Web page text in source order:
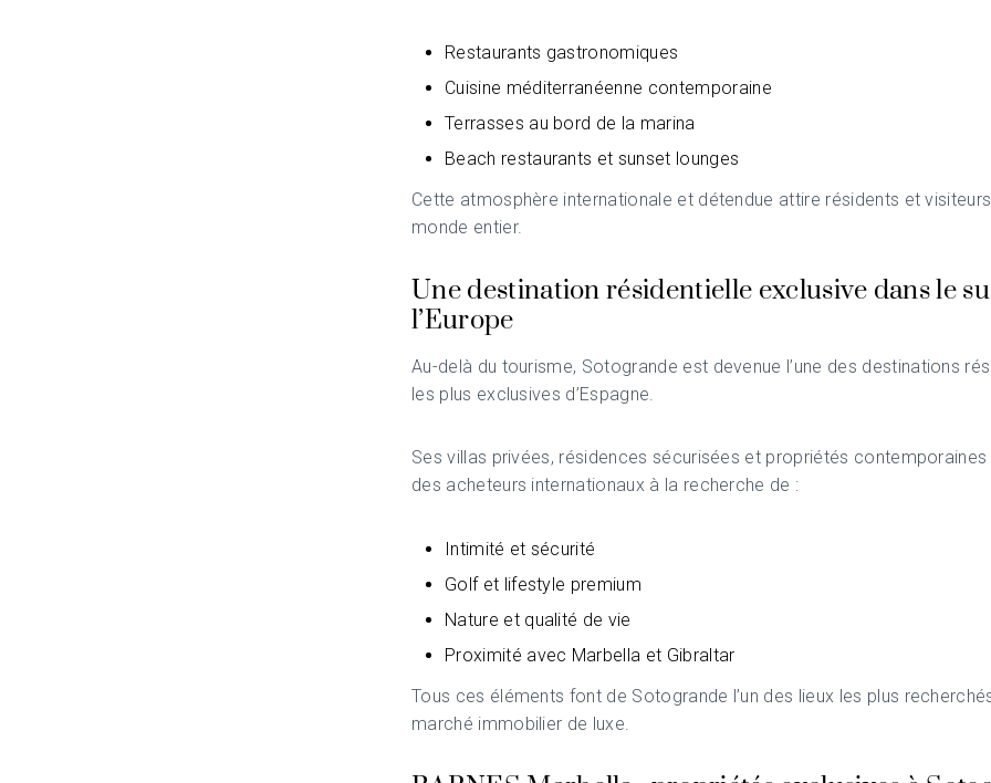
Restaurants gastronomiques
Cuisine méditerranéenne contemporaine
Terrasses au bord de la marina
Beach restaurants et sunset lounges
Cette atmosphère internationale et détendue attire résidents et
monde entier.
Une destination résidentielle exclusive dans le
l’Europe
Au-delà du tourisme, Sotogrande est devenue l’une des destinations
les plus exclusives d’Espagne.
Ses villas privées, résidences sécurisées et propriétés
des acheteurs internationaux à la recherche de :
Intimité et sécurité
Golf et lifestyle premium
Nature et qualité de vie
Proximité avec Marbella et Gibraltar
Tous ces éléments font de Sotogrande l’un des lieux les plus
marché immobilier de luxe.